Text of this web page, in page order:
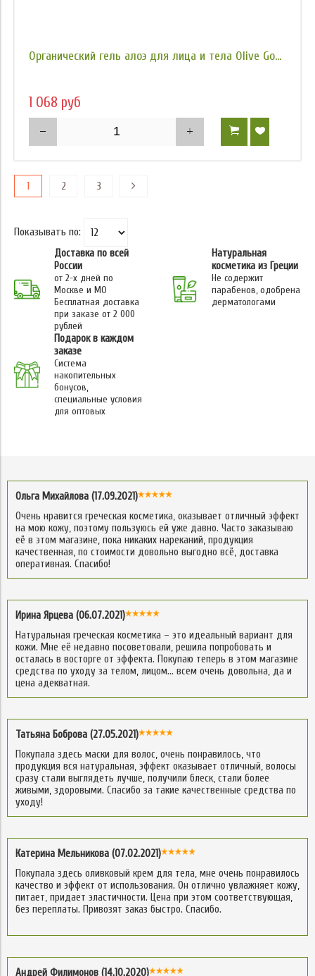
Органический гель алоэ для лица и тела Olive Go...
1 068 руб
1 2 3
Показывать по:
Доставка по всей
России
от 2-х дней по
Москве и МО
Бесплатная доставка
при заказе от 2 000
рублей
Натуральная
косметика из Греции
Не содержит
парабенов, одобрена
дерматологами
Подарок в каждом
заказе
Система
накопительных
бонусов,
специальные условия
для оптовых
Ольга Михайлова (17.09.2021)
Очень нравится греческая косметика, оказывает отличный эффект
на мою кожу, поэтому пользуюсь ей уже давно. Часто заказываю
её в этом магазине, пока никаких нареканий, продукция
качественная, по стоимости довольно выгодно всё, доставка
оперативная. Спасибо!
Ирина Ярцева (06.07.2021)
Натуральная греческая косметика – это идеальный вариант для
кожи. Мне её недавно посоветовали, решила попробовать и
осталась в восторге от эффекта. Покупаю теперь в этом магазине
средства по уходу за телом, лицом… всем очень довольна, да и
цена адекватная.
Татьяна Боброва (27.05.2021)
Покупала здесь маски для волос, очень понравилось, что
продукция вся натуральная, эффект оказывает отличный, волосы
сразу стали выглядеть лучше, получили блеск, стали более
живыми, здоровыми. Спасибо за такие качественные средства по
уходу!
Катерина Мельникова (07.02.2021)
Покупала здесь оливковый крем для тела, мне очень понравилось
качество и эффект от использования. Он отлично увлажняет кожу,
питает, придает эластичности. Цена при этом соответствующая,
без переплаты. Привозят заказ быстро. Спасибо.
Андрей Филимонов (14.10.2020)